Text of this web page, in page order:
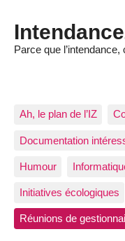
Parce que l’intendance,
Ah, le plan de l’IZ
Documentation
Humour
Initiatives écologiques
Réunions de